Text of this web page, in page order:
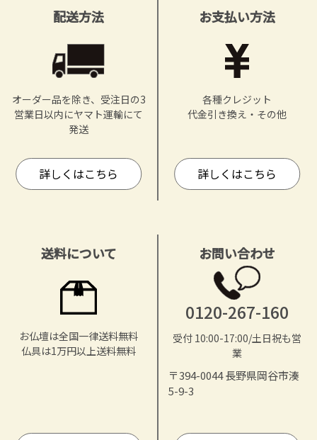
配送方法
オーダー品を除き、受注日の3
営業日以内にヤマト運輸にて
発送
詳しくはこちら
お支払い方法
各種クレジット
代金引き換え・その他
詳しくはこちら
送料について
お仏壇は全国一律送料無料
仏具は1万円以上送料無料
お問い合わせ
0120-267-160
受付 10:00-17:00/土日祝も営
業
〒394-0044 長野県岡谷市湊
5-9-3